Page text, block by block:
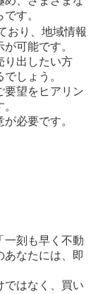
す。
おり、地域情報
可能です。
り出したい方
しょう。
要望をヒアリン
必要です。
一刻も早く不動
あなたには、即
ではなく、買い